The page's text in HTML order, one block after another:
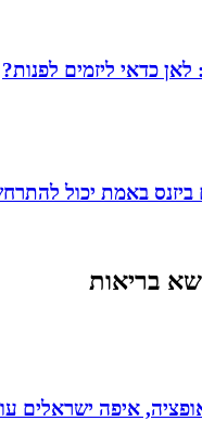
כדאי ליזמים לפנות?
באמת יכול
בריאות
איפה ישראלים